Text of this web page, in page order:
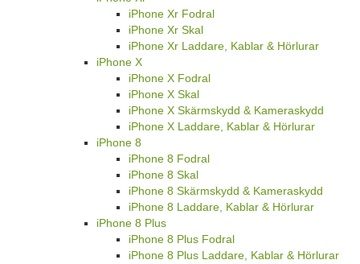
iPhone Xr Fodral
iPhone Xr Skal
iPhone Xr Laddare, Kablar & Hörlurar
iPhone X
iPhone X Fodral
iPhone X Skal
iPhone X Skärmskydd & Kameraskydd
iPhone X Laddare, Kablar & Hörlurar
iPhone 8
iPhone 8 Fodral
iPhone 8 Skal
iPhone 8 Skärmskydd & Kameraskydd
iPhone 8 Laddare, Kablar & Hörlurar
iPhone 8 Plus
iPhone 8 Plus Fodral
iPhone 8 Plus Laddare, Kablar & Hörlurar